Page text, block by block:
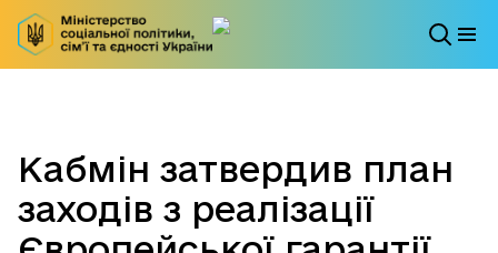
Кабмін затвердив план
заходів з реалізації